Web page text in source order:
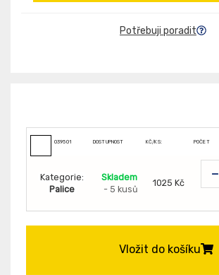
Potřebuji poradit
039501 DOSTUPNOST KČ/KS: POČET
Kategorie:
Palice
Skladem
- 5 kusů
1025 Kč -
Vložit do košíku